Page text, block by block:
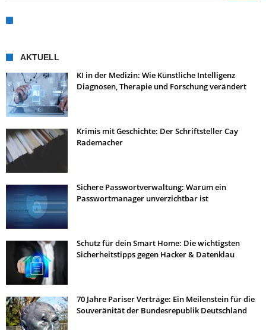
AKTUELL
KI in der Medizin: Wie Künstliche Intelligenz
Diagnosen, Therapie und Forschung verändert
Krimis mit Geschichte: Der Schriftsteller Cay
Rademacher
Sichere Passwortverwaltung: Warum ein
Passwortmanager unverzichtbar ist
Schutz für dein Smart Home: Die wichtigsten
Sicherheitstipps gegen Hacker & Datenklau
70 Jahre Pariser Verträge: Ein Meilenstein für die
Souveränität der Bundesrepublik Deutschland